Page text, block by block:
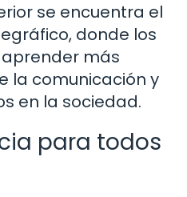
se encuentra el
donde los
más
la comunicación y
en la sociedad.
para todos